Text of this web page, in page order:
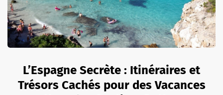
L’Espagne Secrète : Itinéraires et
Trésors Cachés pour des Vacances